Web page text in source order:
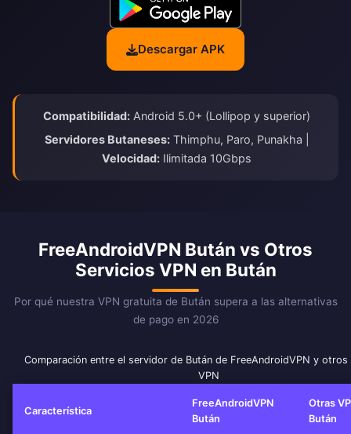
Descargar APK
Compatibilidad: Android 5.0+ (Lollipop y superior)
Servidores Butaneses:Thimphu, Paro, Punakha |
Velocidad: Ilimitada 10Gbps
FreeAndroidVPN Bután vs Otros
Servicios VPN en Bután
Por qué nuestra VPN gratuita de Bután supera a las alternativas
de pago en 2026
Comparación entre el servidor de Bután de FreeAndroidVPN y otros
VPN
Característica
FreeAndroidVPN
Bután
Otras
Bután